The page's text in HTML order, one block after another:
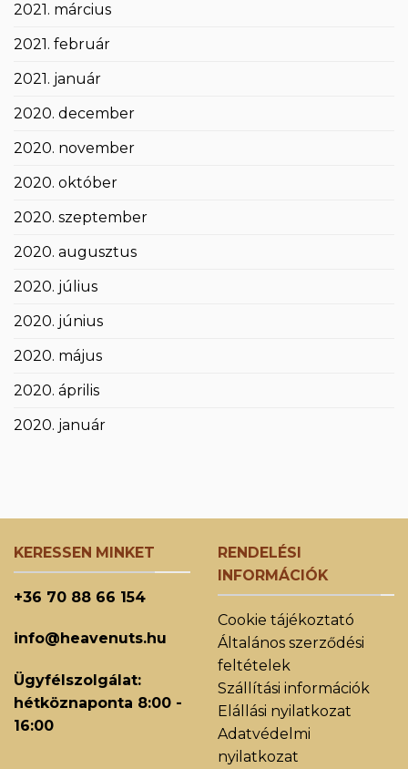
2021. március
2021. február
2021. január
2020. december
2020. november
2020. október
2020. szeptember
2020. augusztus
2020. július
2020. június
2020. május
2020. április
2020. január
KERESSEN MINKET
+36 70 88 66 154
info@heavenuts.hu
Ügyfélszolgálat:
hétköznaponta 8:00 -
16:00
RENDELÉSI
INFORMÁCIÓK
Cookie tájékoztató
Általános szerződési
feltételek
Szállítási információk
Elállási nyilatkozat
Adatvédelmi
nyilatkozat